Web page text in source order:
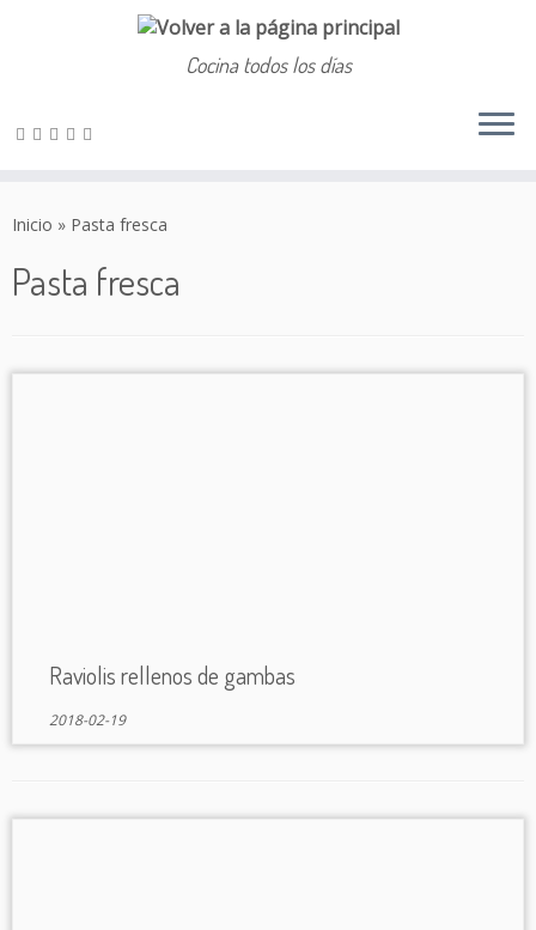
Cocina todos los días
Inicio » Pasta fresca
Pasta fresca
Raviolis rellenos de gambas
2018-02-19